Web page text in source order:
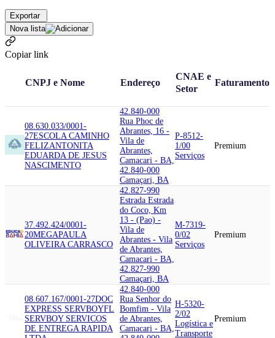
Exportar
Nova lista
Copiar link
CNPJ e Nome Endereço
CNAE e
Setor
Faturamento
08.630.033/0001-
27ESCOLA CAMINHO
FELIZANTONITA
EDUARDA DE JESUS
NASCIMENTO
42.840-000
Rua Phoc de
Abrantes, 16 -
Vila de
Abrantes,
Camacari - BA,
42.840-000
Camaçari, BA
P-8512-
1/00
Serviços
Premium
37.492.424/0001-
20MEGAPAULA
OLIVEIRA CARRASCO
42.827-990
Estrada Estrada
do Coco, Km
13 - (Pao) -
Vila de
Abrantes - Vila
de Abrantes,
Camacari - BA,
42.827-990
Camaçari, BA
M-7319-
0/02
Serviços
Premium
08.607.167/0001-27DOC
EXPRESS SERVBOYFL
SERVBOY SERVICOS
DE ENTREGA RAPIDA
42.840-000
Rua Senhor do
Bomfim - Vila
de Abrantes,
Camacari - BA,
H-5320-
2/02
Logística e
Transporte
Premium